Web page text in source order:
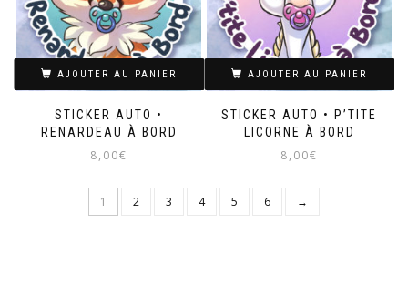
STICKER AUTO •
RENARDEAU À BORD
8,00€
AJOUTER AU PANIER
STICKER AUTO • P’TITE
LICORNE À BORD
8,00€
AJOUTER AU PANIER
1 2 3 4 5 6 →